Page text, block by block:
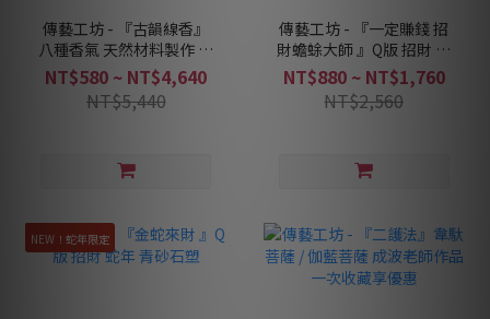
傳藝工坊 - 『古韻線香』
八種香氣 天然材料製作 線
香 盤香
NT$580 ~ NT$4,640
NT$5,440
傳藝工坊 - 『一定賺錢 招
財蟾蜍大師 』Q版 招財 蟾
蜍 青砂石塑
NT$880 ~ NT$1,760
NT$2,560
NEW！蛇年限定